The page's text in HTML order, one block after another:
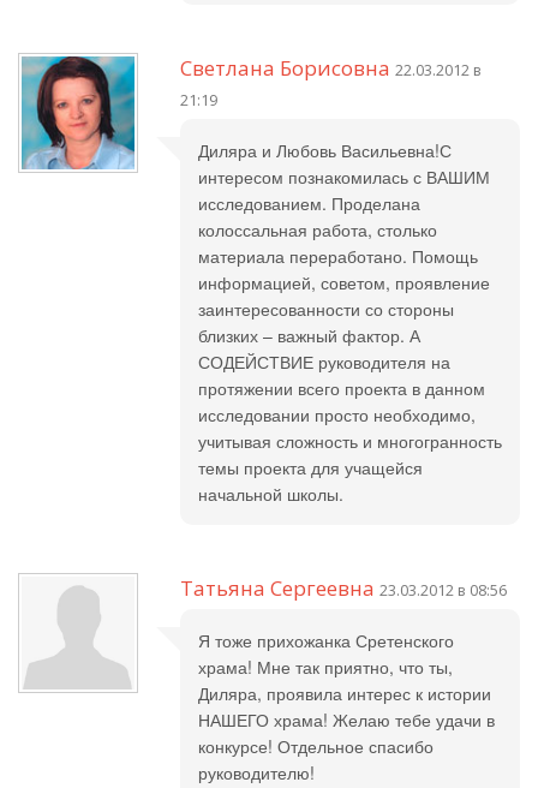
Светлана Борисовна 22.03.2012 в
21:19
Диляра и Любовь Васильевна!С
интересом познакомилась с ВАШИМ
исследованием. Проделана
колоссальная работа, столько
материала переработано. Помощь
информацией, советом, проявление
заинтересованности со стороны
близких – важный фактор. А
СОДЕЙСТВИЕ руководителя на
протяжении всего проекта в данном
исследовании просто необходимо,
учитывая сложность и многогранность
темы проекта для учащейся
начальной школы.
Татьяна Сергеевна 23.03.2012 в 08:56
Я тоже прихожанка Сретенского
храма! Мне так приятно, что ты,
Диляра, проявила интерес к истории
НАШЕГО храма! Желаю тебе удачи в
конкурсе! Отдельное спасибо
руководителю!